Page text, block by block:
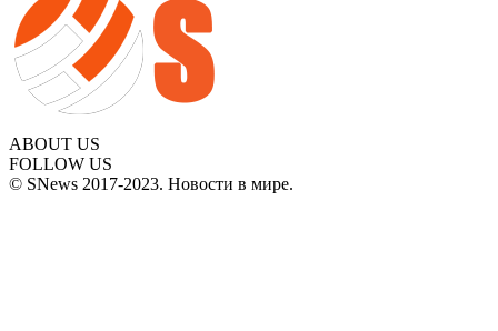
ABOUT US
FOLLOW US
© SNews 2017-2023. Новости в мире.